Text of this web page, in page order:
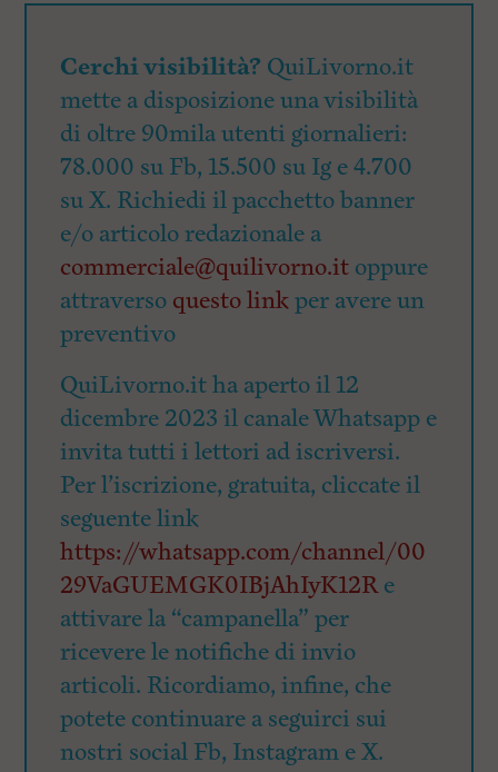
Cerchi visibilità? QuiLivorno.it
mette a disposizione una visibilità
di oltre 90mila utenti giornalieri:
78.000 su Fb, 15.500 su Ig e 4.700
su X. Richiedi il pacchetto banner
e/o articolo redazionale a
commerciale@quilivorno.it oppure
attraverso questo linkper avere un
preventivo
QuiLivorno.it ha aperto il 12
dicembre 2023 il canale Whatsapp e
invita tutti i lettori ad iscriversi.
Per l’iscrizione, gratuita, cliccate il
seguente link
https://whatsapp.com/channel/00
29VaGUEMGK0IBjAhIyK12Re
attivare la “campanella” per
ricevere le notifiche di invio
articoli. Ricordiamo, infine, che
potete continuare a seguirci sui
nostri social Fb, Instagram e X.